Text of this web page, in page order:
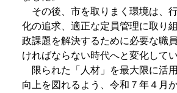
その後、市を取りまく環境は、
化の追求、適正な定員管理に取り
政課題を解決するために必要な職
ければならない時代へと変化してい
限られた「人材」を最大限に活
向上を図れるよう、令和７年４月